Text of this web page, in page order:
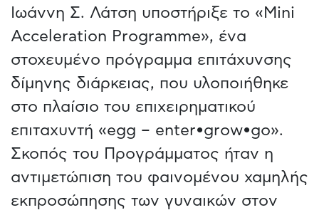
Ιωάννη Σ. Λάτση υποστήριξε το «Mini
Acceleration Programme», ένα
στοχευμένο πρόγραμμα επιτάχυνσης
δίμηνης διάρκειας, που υλοποιήθηκε
στο πλαίσιο του επιχειρηματικού
επιταχυντή «egg – enter•grow•go».
Σκοπός του Προγράμματος ήταν η
αντιμετώπιση του φαινομένου χαμηλής
εκπροσώπησης των γυναικών στον